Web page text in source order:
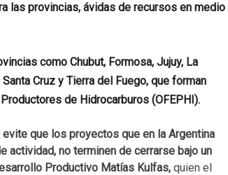
las provincias, ávidas de recursos en medio
como Chubut, Formosa, Jujuy, La
Cruz y Tierra del Fuego, que forman
de Hidrocarburos (OFEPHI).
que los proyectos que en la Argentina
actividad, no terminen de cerrarse bajo un
Productivo Matías Kulfas,quien el